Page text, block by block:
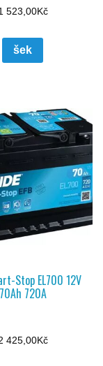
523,00Kč
šek
Stop EL700 12V
70Ah 720A
425,00Kč